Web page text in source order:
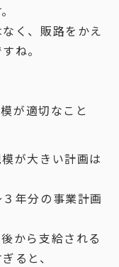
く、販路をかえ
ね。
が適切なこと
が大きい計画は
年分の事業計画
から支給される
ると、